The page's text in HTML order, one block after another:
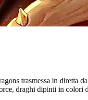
trasmessa in diretta
draghi dipinti in colori